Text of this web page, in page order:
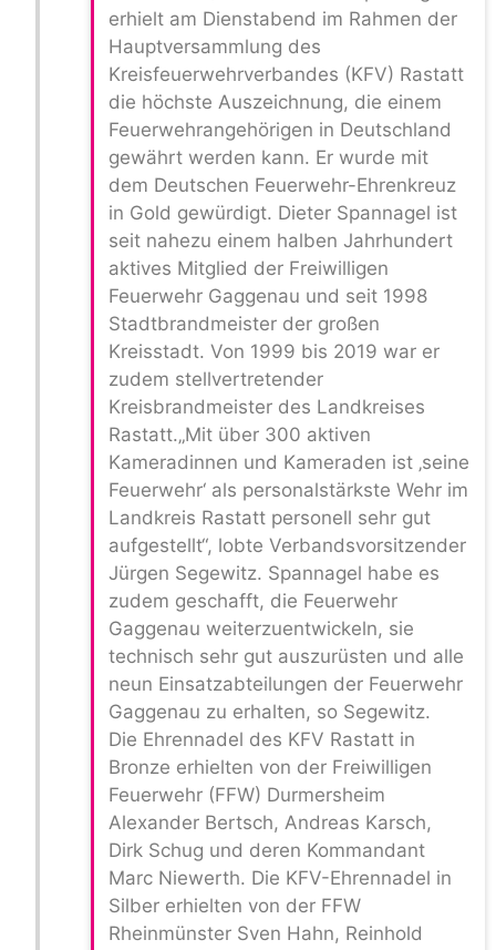
erhielt am Dienstabend im Rahmen der
Hauptversammlung des
Kreisfeuerwehrverbandes (KFV) Rastatt
die höchste Auszeichnung, die einem
Feuerwehrangehörigen in Deutschland
gewährt werden kann. Er wurde mit
dem Deutschen Feuerwehr-Ehrenkreuz
in Gold gewürdigt. Dieter Spannagel ist
seit nahezu einem halben Jahrhundert
aktives Mitglied der Freiwilligen
Feuerwehr Gaggenau und seit 1998
Stadtbrandmeister der großen
Kreisstadt. Von 1999 bis 2019 war er
zudem stellvertretender
Kreisbrandmeister des Landkreises
Rastatt.„Mit über 300 aktiven
Kameradinnen und Kameraden ist ‚seine
Feuerwehr‘ als personalstärkste Wehr im
Landkreis Rastatt personell sehr gut
aufgestellt“, lobte Verbandsvorsitzender
Jürgen Segewitz. Spannagel habe es
zudem geschafft, die Feuerwehr
Gaggenau weiterzuentwickeln, sie
technisch sehr gut auszurüsten und alle
neun Einsatzabteilungen der Feuerwehr
Gaggenau zu erhalten, so Segewitz.
Die Ehrennadel des KFV Rastatt in
Bronze erhielten von der Freiwilligen
Feuerwehr (FFW) Durmersheim
Alexander Bertsch, Andreas Karsch,
Dirk Schug und deren Kommandant
Marc Niewerth. Die KFV-Ehrennadel in
Silber erhielten von der FFW
Rheinmünster Sven Hahn, Reinhold